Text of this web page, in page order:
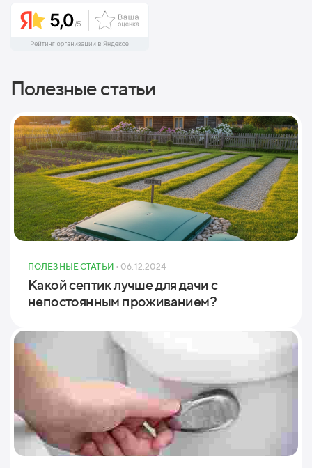
Полезные статьи
ПОЛЕЗНЫЕ СТАТЬИ • 06.12.2024
Какой септик лучше для дачи с
непостоянным проживанием?